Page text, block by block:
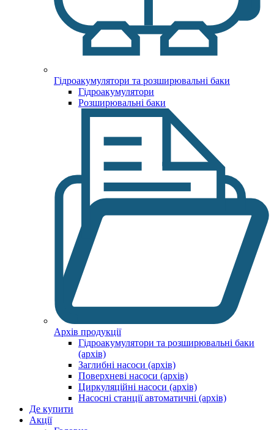
Гідроакумулятори та розширювальні баки
Гідроакумулятори
Розширювальні баки
Архів продукції
Гідроакумулятори та розширювальні баки
(архів)
Заглибні насоси (архів)
Поверхневі насоси (архів)
Циркуляційні насоси (архів)
Насосні станції автоматичні (архів)
Де купити
Акції